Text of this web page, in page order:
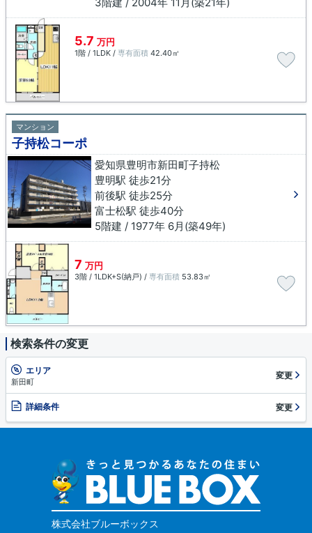
5.7 万円
1階 / 1LDK / 専有面積 42.40㎡
マンション
子持松コーポ
愛知県豊明市新田町子持松
豊明駅 徒歩21分
前後駅 徒歩25分
富士松駅 徒歩40分
5階建 / 1977年 6月(築49年)
7 万円
3階 / 1LDK+S(納戸) / 専有面積 53.83㎡
検索条件の変更
エリア
新田町
変更
詳細条件 変更
株式会社ブルーボックス